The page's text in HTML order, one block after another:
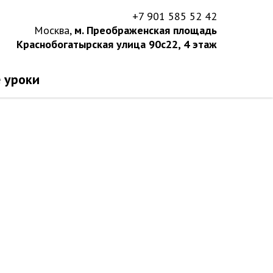
+7 901 585 52 42
Москва, м. Преображенская площадь
Краснобогатырская улица 90с22, 4 этаж